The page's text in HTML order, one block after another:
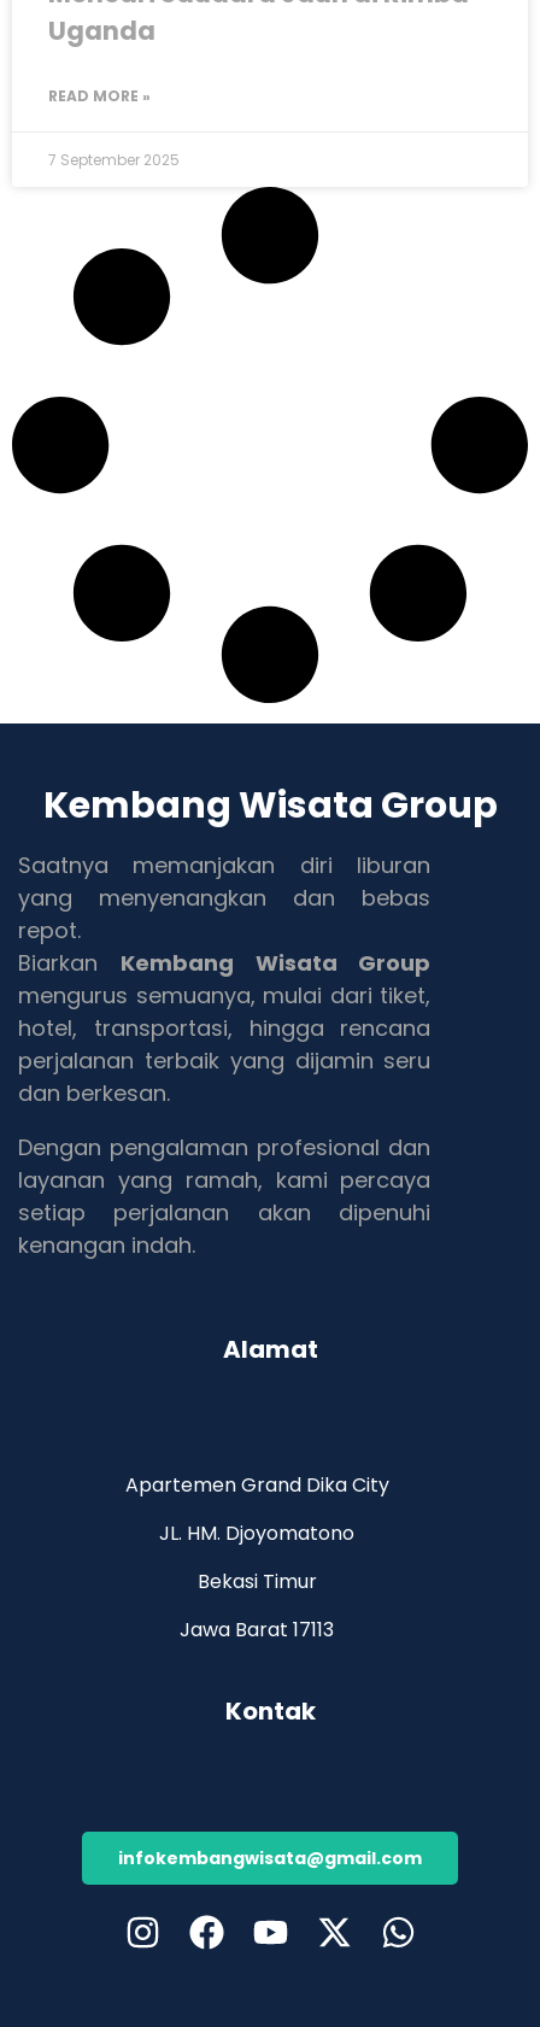
Uganda
READ MORE »
7 September 2025
Kembang Wisata Group
Saatnya memanjakan diri liburan
yang menyenangkan dan bebas
repot.
Biarkan Kembang Wisata Group
mengurus semuanya, mulai dari tiket,
hotel, transportasi, hingga rencana
perjalanan terbaik yang dijamin seru
dan berkesan.
Dengan pengalaman profesional dan
layanan yang ramah, kami percaya
setiap perjalanan akan dipenuhi
kenangan indah.
Alamat
Apartemen Grand Dika City
JL. HM. Djoyomatono
Bekasi Timur
Jawa Barat 17113
Kontak
infokembangwisata@gmail.com